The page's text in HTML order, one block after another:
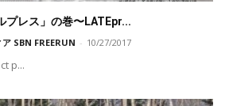
プレス」の巻〜LATEpr...
SBN FREERUN - 10/27/2017
p...